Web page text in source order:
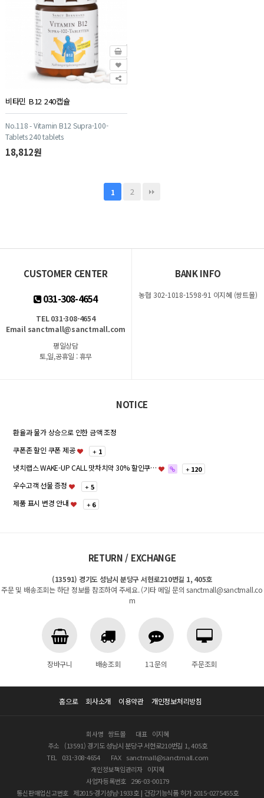
비타민 B12 240캡슐
No.118 - Vitamin B12 Supra-100-
Tablets 240 tablets
18,812원
1 2
CUSTOMER CENTER
031-308-4654
TEL 031-308-4654
Email sanctmall@sanctmall.com
평일상담
토,일,공휴일 : 휴무
BANK INFO
농협 302-1018-1598-91 이지혜 (쌍트몰)
NOTICE
환율과 물가 상승으로 인한 금액 조정
쿠폰존 할인 쿠폰 제공
+ 1
냇치랩스 WAKE-UP CALL 맛차치약 30% 할인쿠… + 120
우수고객 선물 증정 + 5
제품 표시 변경 안내 + 6
RETURN / EXCHANGE
(13591) 경기도 성남시 분당구 서현로210번길 1, 405호
주문 및 배송조회는 하단 정보를 참조하여 주세요. (기타 메일 문의 sanctmall@sanctmall.co
m
장바구니 배송조회 1:1문의 주문조회
홈으로 회사소개 이용약관 개인정보처리방침
회사명 쌍트몰 대표 이지혜
주소
(13591) 경기도 성남시 분당구 서현로210번길 1, 405호
TEL 031-308-4654 FAX sanctmall@sanctmall.com
개인정보책임관리자 이지혜
사업자등록번호 296-03-00179
통신판매업신고번호 제2015-경기성남-1933호 | 건강기능식품 허가 2015-0275455호